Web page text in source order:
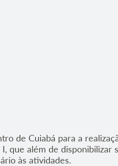
de Cuiabá para a
que além de
às atividades.